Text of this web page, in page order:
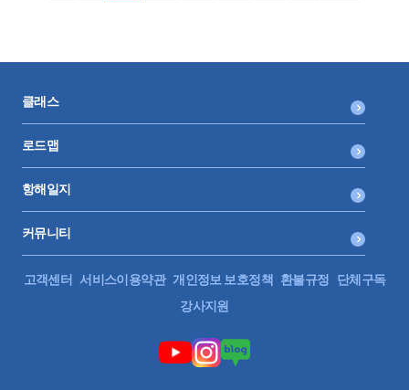
금산입(유보-)로 반영할수 있고 리스랑 렌트 차량은 손금불
자가차량의 손금불산입금액과 리스.렌트 차량의 손금불산입
클래스
로드맵
항해일지
커뮤니티
고객센터 서비스이용약관 개인정보 보호정책 환불규정
단체구독
강사지원